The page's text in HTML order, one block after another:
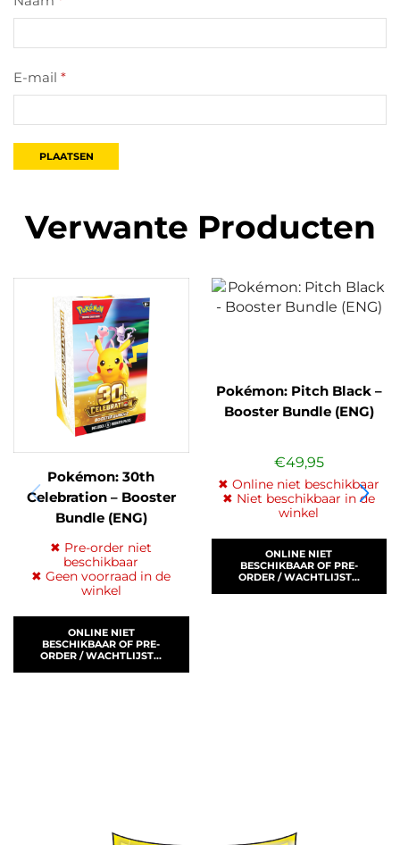
E-mail *
Verwante Producten
Pokémon: 30th
Celebration – Booster
Bundle (ENG)
✖ Pre-order niet
beschikbaar
✖ Geen voorraad in de
winkel
ONLINE NIET
BESCHIKBAAR OF PRE-
ORDER / WACHTLIJST...
Pokémon: Pitch Black –
Booster Bundle (ENG)
€49,95
✖ Online niet beschikbaar
✖ Niet beschikbaar in de
winkel
ONLINE NIET
BESCHIKBAAR OF PRE-
ORDER / WACHTLIJST...